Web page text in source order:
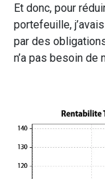
Et donc, pour
portefeuille,
par des
n’a pas besoin de